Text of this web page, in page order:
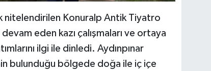
nitelendirilen Konuralp Antik Tiyatro
eden kazı çalışmaları ve ortaya
ilgi ile dinledi. Aydınpınar
bulunduğu bölgede doğa ile iç içe